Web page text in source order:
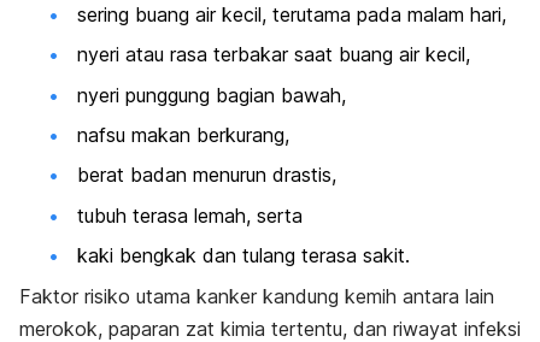
sering buang air kecil, terutama pada malam hari,
nyeri atau rasa terbakar saat buang air kecil,
nyeri punggung bagian bawah,
nafsu makan berkurang,
berat badan menurun drastis,
tubuh terasa lemah, serta
kaki bengkak dan tulang terasa sakit.
Faktor risiko utama kanker kandung kemih antara lain
merokok, paparan zat kimia tertentu, dan riwayat infeksi